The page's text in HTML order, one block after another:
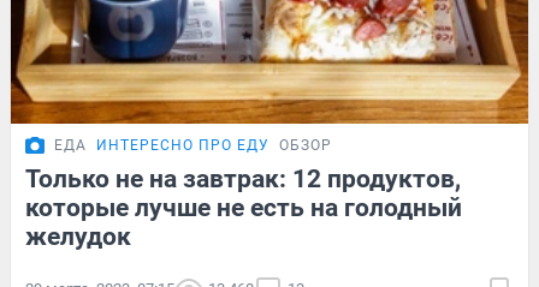
ЕДА ИНТЕРЕСНО ПРО ЕДУ ОБЗОР
Только не на завтрак: 12 продуктов,
которые лучше не есть на голодный
желудок